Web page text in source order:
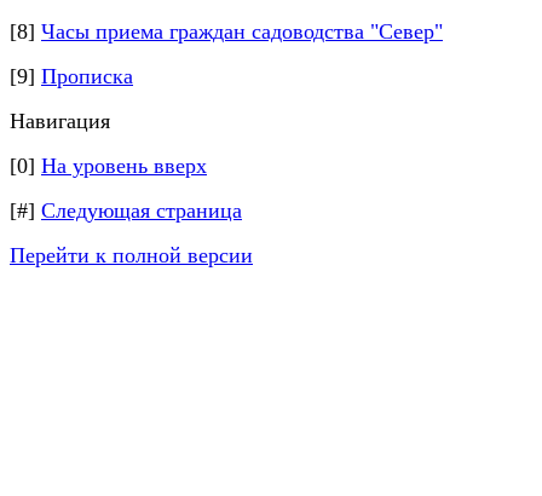
[8] Часы приема граждан садоводства "Север"
[9] Прописка
Навигация
[0] На уровень вверх
[#] Следующая страница
Перейти к полной версии